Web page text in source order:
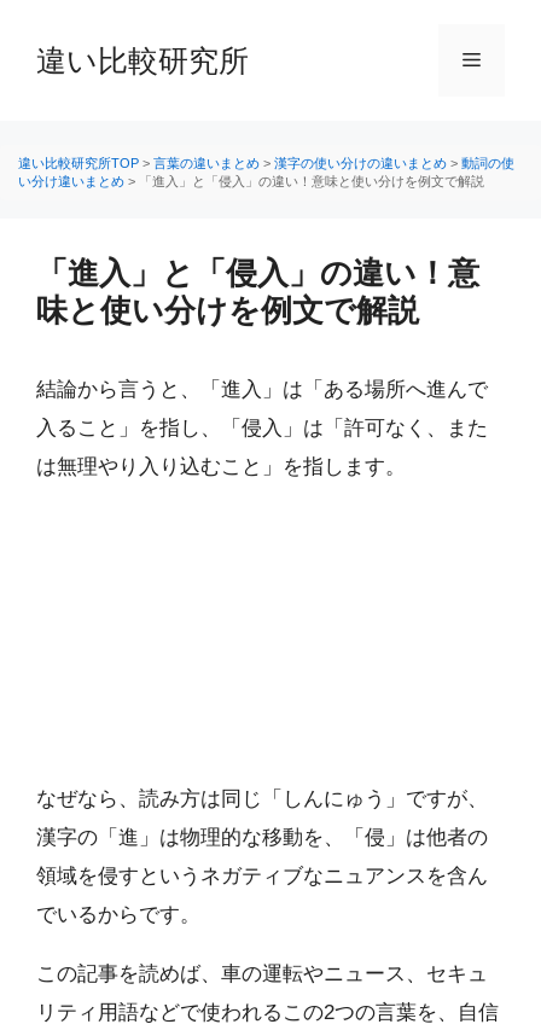
へ
違い比較研究所 メ
違い比較研究所TOP > 言葉の違いまとめ > 漢字の使い分けの違いまとめ > 動詞の使
い分け違いまとめ > 「進入」と「侵入」の違い！意味と使い分けを例文で解説
「進入」と「侵入」の違い！意
味と使い分けを例文で解説
結論から言うと、「進入」は「ある場所へ進んで
入ること」を指し、「侵入」は「許可なく、また
は無理やり入り込むこと」を指します。
なぜなら、読み方は同じ「しんにゅう」ですが、
漢字の「進」は物理的な移動を、「侵」は他者の
領域を侵すというネガティブなニュアンスを含ん
でいるからです。
この記事を読めば、車の運転やニュース、セキュ
リティ用語などで使われるこの2つの言葉を、自信